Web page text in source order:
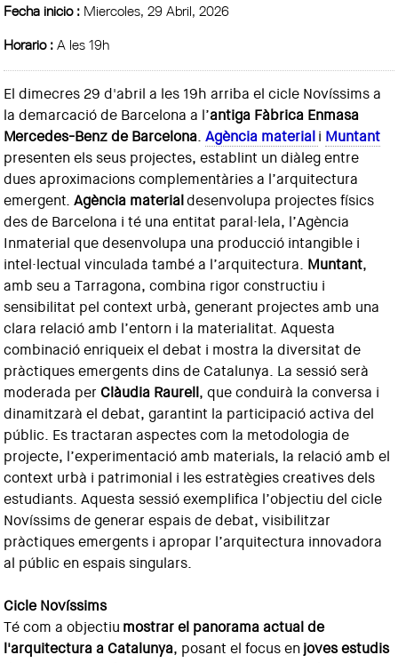
Fecha inicio : Miercoles, 29 Abril, 2026
Horario :A les 19h
El dimecres 29 d'abril a les 19h arriba el cicle Novíssims a
la demarcació de Barcelona a l’antiga Fàbrica Enmasa
Mercedes-Benz de Barcelona.Agència materiali Muntant
presenten els seus projectes, establint un diàleg entre
dues aproximacions complementàries a l’arquitectura
emergent.Agència materialdesenvolupa projectes físics
des de Barcelona i té una entitat paral·lela, l’Agència
Inmaterial que desenvolupa una producció intangible i
intel·lectual vinculada també a l’arquitectura. Muntant,
amb seu a Tarragona, combina rigor constructiu i
sensibilitat pel context urbà, generant projectes amb una
clara relació amb l’entorn i la materialitat. Aquesta
combinació enriqueix el debat i mostra la diversitat de
pràctiques emergents dins de Catalunya. La sessió serà
moderada per Clàudia Raurell, que conduirà la conversa i
dinamitzarà el debat, garantint la participació activa del
públic. Es tractaran aspectes com la metodologia de
projecte, l’experimentació amb materials, la relació amb el
context urbà i patrimonial i les estratègies creatives dels
estudiants. Aquesta sessió exemplifica l’objectiu del cicle
Novíssims de generar espais de debat, visibilitzar
pràctiques emergents i apropar l’arquitectura innovadora
al públic en espais singulars.
Cicle Novíssims
Té com a objectiu mostrar el panorama actual de
l'arquitectura a Catalunya, posant el focus enjoves estudis